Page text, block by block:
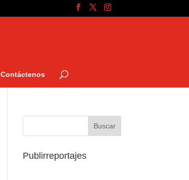
Contáctenos
Publirreportajes